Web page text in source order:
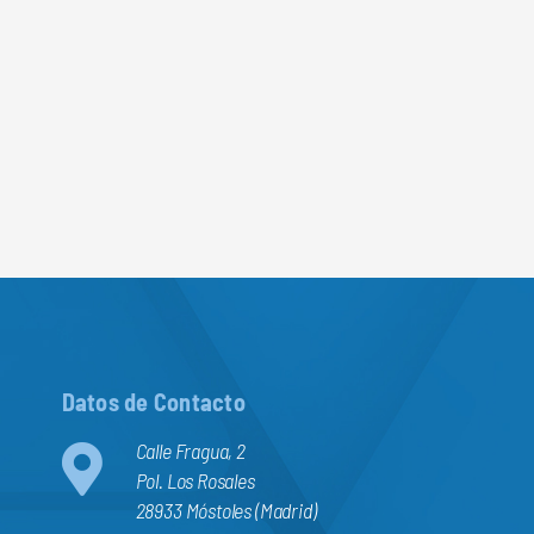
Datos de Contacto
Calle Fragua, 2
Pol. Los Rosales
28933 Móstoles (Madrid)